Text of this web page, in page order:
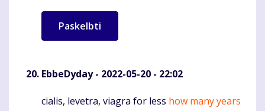
EbbeDyday- 2022-05-20 - 22:02
Komentaras
cialis, levetra, viagra for less how many years